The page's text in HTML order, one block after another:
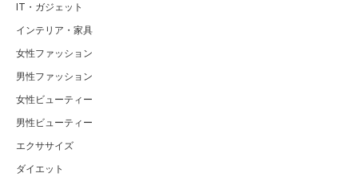
IT・ガジェット
インテリア・家具
女性ファッション
男性ファッション
女性ビューティー
男性ビューティー
エクササイズ
ダイエット